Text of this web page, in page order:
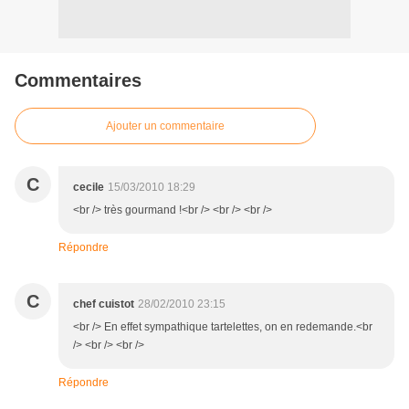
Commentaires
Ajouter un commentaire
C cecile 15/03/2010 18:29
<br /> très gourmand !<br /> <br /> <br />
Répondre
C chef cuistot 28/02/2010 23:15
<br /> En effet sympathique tartelettes, on en redemande.<br
/> <br /> <br />
Répondre